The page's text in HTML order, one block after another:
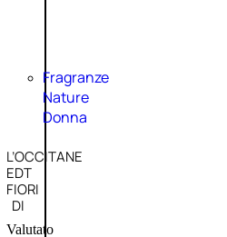
Fragranze
Nature
Donna
L’OCCITANE
EDT
FIORI
DI
Valutato